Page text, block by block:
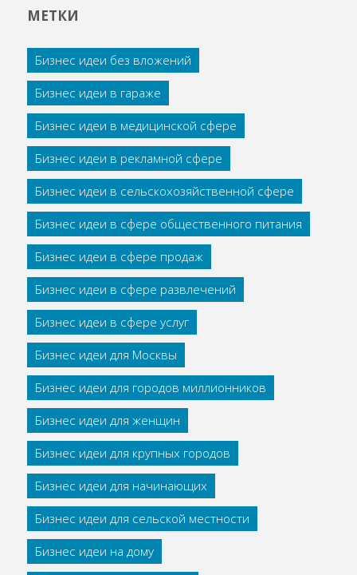
МЕТКИ
Бизнес идеи без вложений
Бизнес идеи в гараже
Бизнес идеи в медицинской сфере
Бизнес идеи в рекламной сфере
Бизнес идеи в сельскохозяйственной сфере
Бизнес идеи в сфере общественного питания
Бизнес идеи в сфере продаж
Бизнес идеи в сфере развлечений
Бизнес идеи в сфере услуг
Бизнес идеи для Москвы
Бизнес идеи для городов миллионников
Бизнес идеи для женщин
Бизнес идеи для крупных городов
Бизнес идеи для начинающих
Бизнес идеи для сельской местности
Бизнес идеи на дому